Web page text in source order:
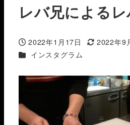
レバ兄による
投稿日
2022年1月17日
更新日
2022年9
カテゴリー
インスタグラム